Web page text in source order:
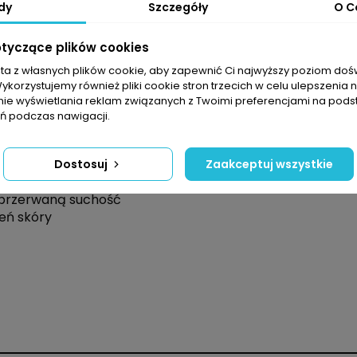
wełny merino, które zapobiegają
eliminują ryzyko podrażnień zapewniając
najwyższej jakości i funkcjonalności w
merino
i wymagające wyprawy
się do sylwetki
cieplny w każdych warunkach
powstawaniu nieprzyjemnych zapachów
suchość
skóry
Szczegóły O
plików cookies
z własnych plików cookie, aby zapewnić Ci najwyższy poziom
również pliki cookie stron trzecich w celu ulepszenia
wyświetlania reklam związanych z Twoimi preferencjami na
podczas nawigacji.
Dostosuj Zaakceptuj wszystkie